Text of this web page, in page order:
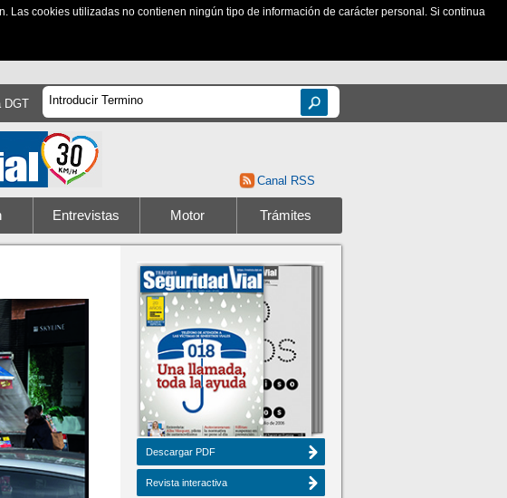
cookies utilizadas no contienen ningún tipo de información de carácter personal. Si continua
DGT
Canal RSS
Entrevistas Motor Trámites
Descargar PDF
Revista interactiva